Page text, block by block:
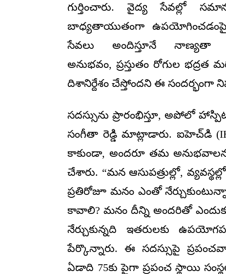
గుర్తించారు. వైద్య సేవల్లో
బాధ్యతాయుతంగా
సేవలు అందిస్తూనే నాణ్యతా
అనుభవం, ప్రస్తుతం రోగుల
దిశానిర్దేశం చేస్తోందని ఈ సందర్భంగా
సదస్సును ప్రారంభిస్తూ, అపోలో
సంగీతా రెడ్డి మాట్లాడారు. ఐహెచ్‌డి
కాకుండా, అందరూ తమ
చేశారు. “మన ఆసుపత్రుల్లో,
ప్రతిరోజూ మనం ఎంతో
కావాలి? మనం దీన్ని అందరితో
నేర్చుకున్నది ఇతరులకు
పేర్కొన్నారు. ఈ సదస్సుపై
ఏడాది 75కు పైగా ప్రపంచ స్థాయి